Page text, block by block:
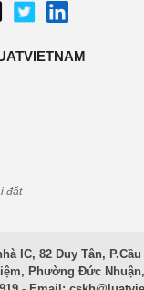
đặt
IC, 82 Duy Tân, P.Cầu
Phường Đức